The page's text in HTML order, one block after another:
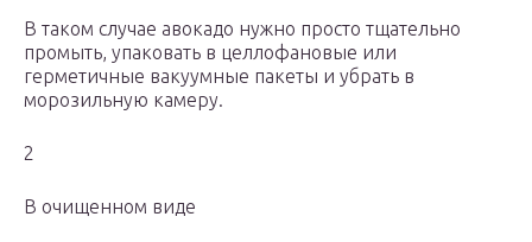
В таком случае авокадо нужно просто тщательно
промыть, упаковать в целлофановые или
герметичные вакуумные пакеты и убрать в
морозильную камеру.
2
В очищенном виде